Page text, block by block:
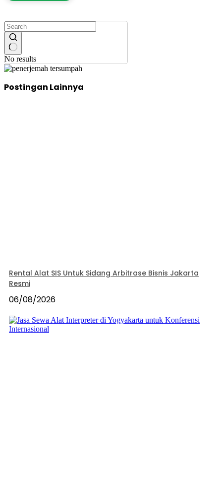
No results
Postingan Lainnya
Rental Alat SIS Untuk Sidang Arbitrase Bisnis Jakarta
Resmi
06/08/2026